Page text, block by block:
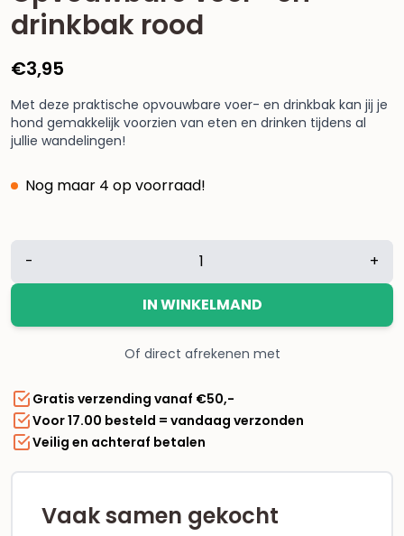
drinkbak rood
€3,95
Met deze praktische opvouwbare voer- en drinkbak kan jij je
hond gemakkelijk voorzien van eten en drinken tijdens al
jullie wandelingen!
Nog maar 4 op voorraad!
en
- +
IN WINKELMAND
Of direct afrekenen met
Gratis verzending vanaf €50,-
Voor 17.00 besteld = vandaag verzonden
Veilig en achteraf betalen
Vaak samen gekocht